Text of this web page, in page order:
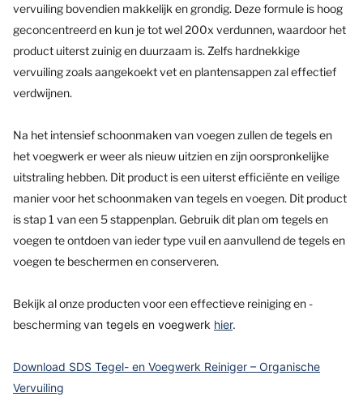
vervuiling bovendien makkelijk en grondig. Deze formule is hoog
geconcentreerd en kun je tot wel 200x verdunnen, waardoor het
product uiterst zuinig en duurzaam is. Zelfs hardnekkige
vervuiling zoals aangekoekt vet en plantensappen zal effectief
verdwijnen.
Na het intensief schoonmaken van voegen zullen de tegels en
het voegwerk er weer als nieuw uitzien en zijn oorspronkelijke
uitstraling hebben. Dit product is een uiterst efficiënte en veilige
manier voor het schoonmaken van tegels en voegen. Dit product
is stap 1 van een 5 stappenplan. Gebruik dit plan om tegels en
voegen te ontdoen van ieder type vuil en aanvullend de tegels en
voegen te beschermen en conserveren.
Bekijk al onze producten voor een effectieve reiniging en -
beschermingvan tegels en voegwerk hier.
Download SDS Tegel- en Voegwerk Reiniger – Organische
Vervuiling